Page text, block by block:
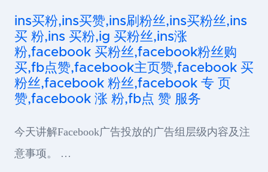
ins买粉,ins买赞,ins刷粉丝,ins买粉丝,ins
买 粉,ins 买粉,ig 买粉丝,ins涨
粉,facebook 买粉丝,facebook粉丝购
买,fb点赞,facebook主页赞,facebook 买
粉丝,facebook 粉丝,facebook 专 页
赞,facebook 涨 粉,fb点 赞 服务
今天讲解Facebook广告投放的广告组层级内容及注
意事项。 …